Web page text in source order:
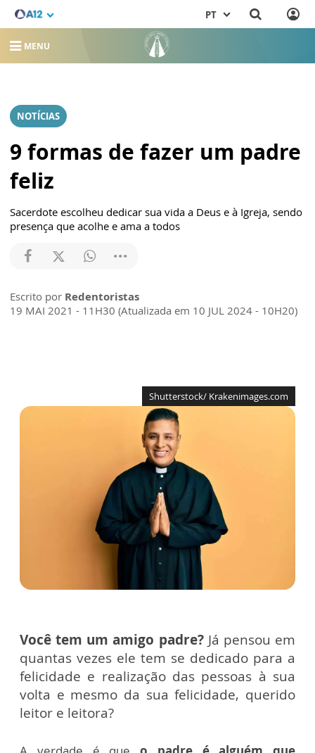
PT
MENU
NOTÍCIAS
9 formas de fazer um padre
feliz
Sacerdote escolheu dedicar sua vida a Deus e à Igreja, sendo
presença que acolhe e ama a todos
Escrito por Redentoristas
19 MAI 2021 - 11H30 (Atualizada em 10 JUL 2024 - 10H20)
Shutterstock/ Krakenimages.com
Você tem um amigo padre?Já pensou em
quantas vezes ele tem se dedicado para a
felicidade e realização das pessoas à sua
volta e mesmo da sua felicidade, querido
leitor e leitora?